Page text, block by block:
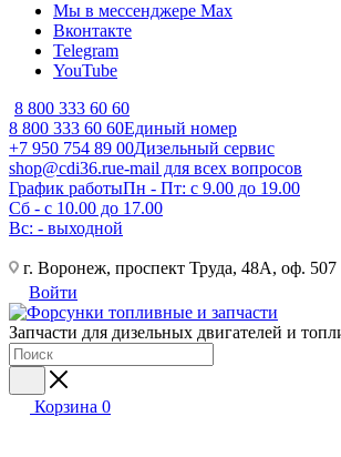
Мы в мессенджере Max
Вконтакте
Telegram
YouTube
8 800 333 60 60
8 800 333 60 60Единый номер
+7 950 754 89 00Дизельный сервис
shop@cdi36.rue-mail для всех вопросов
График работыПн - Пт: с 9.00 до 19.00
Сб - с 10.00 до 17.00
Вс: - выходной
г. Воронеж, проспект Труда, 48А, оф. 507
Войти
Запчасти для дизельных двигателей и
Корзина 0